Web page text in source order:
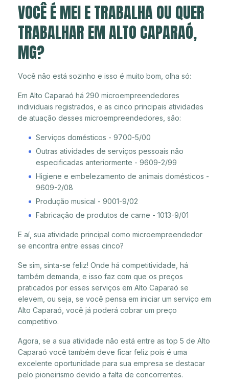
VOCÊ É MEI E TRABALHA OU QUER
TRABALHAR EM ALTO CAPARAÓ,
MG?
Você não está sozinho e isso é muito bom, olha só:
Em Alto Caparaó há 290 microempreendedores
individuais registrados, e as cinco principais atividades
de atuação desses microempreendedores, são:
Serviços domésticos - 9700-5/00
Outras atividades de serviços pessoais não
especificadas anteriormente - 9609-2/99
Higiene e embelezamento de animais domésticos -
9609-2/08
Produção musical - 9001-9/02
Fabricação de produtos de carne - 1013-9/01
E aí, sua atividade principal como microempreendedor
se encontra entre essas cinco?
Se sim, sinta-se feliz! Onde há competitividade, há
também demanda, e isso faz com que os preços
praticados por esses serviços em Alto Caparaó se
elevem, ou seja, se você pensa em iniciar um serviço em
Alto Caparaó, você já poderá cobrar um preço
competitivo.
Agora, se a sua atividade não está entre as top 5 de Alto
Caparaó você também deve ficar feliz pois é uma
excelente oportunidade para sua empresa se destacar
pelo pioneirismo devido a falta de concorrentes.